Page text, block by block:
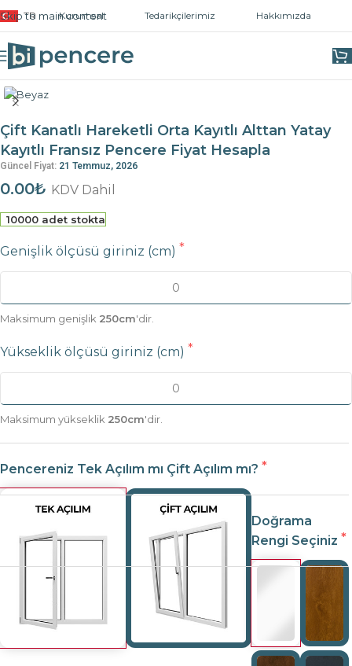
Skip to main content
TR Kurumsal Tedarikçilerimiz Hakkımızda
Ana Sayfa
Çift Kanatlı Hareketli Orta Kayıtlı Alttan Yatay
Kayıtlı Fransız Pencere Fiyat Hesapla
Güncel Fiyat: 21 Temmuz, 2026
0.00₺ KDV Dahil
10000 adet stokta
Genişlik ölçüsü giriniz (cm)
Maksimum genişlik 250cm'dir.
Yükseklik ölçüsü giriniz (cm)
Maksimum yükseklik 250cm'dir.
Pencereniz Tek Açılım mı Çift Açılım mı?
Doğrama
Rengi Seçiniz